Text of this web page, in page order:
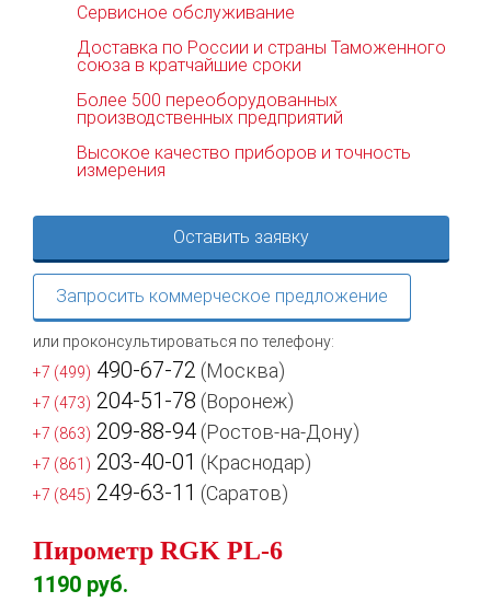
Сервисное обслуживание
Доставка по России и страны Таможенного
союза в кратчайшие сроки
Более 500 переоборудованных
производственных предприятий
Высокое качество приборов и точность
измерения
Оставить заявку
Запросить коммерческое предложение
или проконсультироваться по телефону:
+7 (499) 490-67-72 (Москва)
+7 (473) 204-51-78 (Воронеж)
+7 (863) 209-88-94 (Ростов-на-Дону)
+7 (861) 203-40-01 (Краснодар)
+7 (845) 249-63-11 (Саратов)
Пирометр RGK PL-6
1190 руб.